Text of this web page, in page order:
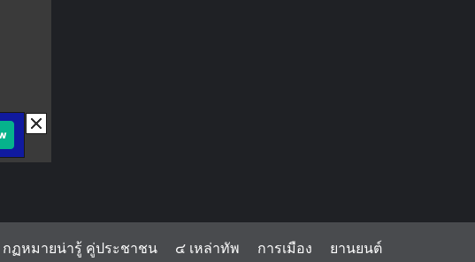
กฏหมายน่ารู้ คู่ประชาชน ๔ เหล่าทัพ การเมือง ยานยนต์